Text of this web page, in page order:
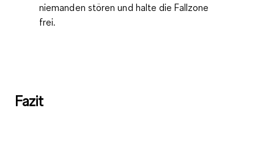
niemanden stören und halte die Fallzone
frei.
Fazit